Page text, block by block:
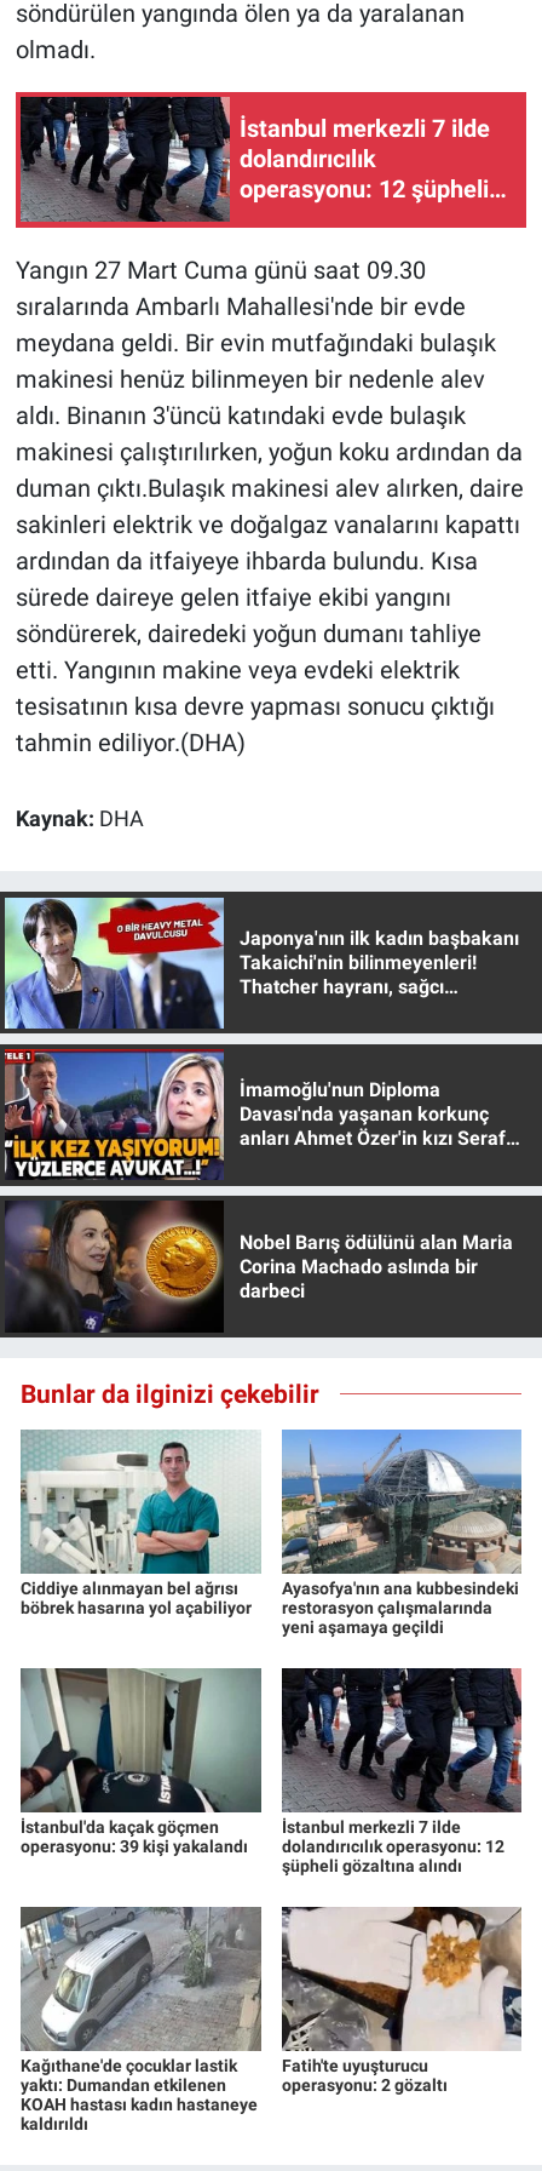
söndürülen yangında ölen ya da yaralanan
olmadı.
İstanbul merkezli 7 ilde
dolandırıcılık
operasyonu: 12 şüpheli
Yangın 27 Mart Cuma günü saat 09.30
sıralarında Ambarlı Mahallesi'nde bir evde
meydana geldi. Bir evin mutfağındaki bulaşık
makinesi henüz bilinmeyen bir nedenle alev
aldı. Binanın 3'üncü katındaki evde bulaşık
makinesi çalıştırılırken, yoğun koku ardından da
duman çıktı.Bulaşık makinesi alev alırken, daire
sakinleri elektrik ve doğalgaz vanalarını kapattı
ardından da itfaiyeye ihbarda bulundu. Kısa
sürede daireye gelen itfaiye ekibi yangını
söndürerek, dairedeki yoğun dumanı tahliye
etti. Yangının makine veya evdeki elektrik
tesisatının kısa devre yapması sonucu çıktığı
tahmin ediliyor.(DHA)
Kaynak: DHA
Japonya'nın ilk kadın başbakanı
Takaichi'nin bilinmeyenleri!
Thatcher hayranı, sağcı
İmamoğlu'nun Diploma
Davası'nda yaşanan korkunç
anları Ahmet Özer'in kızı Seraf
Nobel Barış ödülünü alan Maria
Corina Machado aslında bir
darbeci
Bunlar da ilginizi çekebilir
Ciddiye alınmayan bel ağrısı
böbrek hasarına yol açabiliyor
Ayasofya'nın ana kubbesindeki
restorasyon çalışmalarında
yeni aşamaya geçildi
İstanbul'da kaçak göçmen
operasyonu: 39 kişi yakalandı
İstanbul merkezli 7 ilde
dolandırıcılık operasyonu: 12
şüpheli gözaltına alındı
Kağıthane'de çocuklar lastik
yaktı: Dumandan etkilenen
KOAH hastası kadın hastaneye
kaldırıldı
Fatih'te uyuşturucu
operasyonu: 2 gözaltı
Gündem Özel
Günün görüntüsü
Haber
Kimdir
Koronavirüs
Kültür Sanat
Ne demişti
Nedir
Popüler
Programlar
Sağlık
Türkiye'nin Geleceği
Türkiye'nin Gündemi
Yerel Gündem
Yerel Yaşam
Canlı Yayın